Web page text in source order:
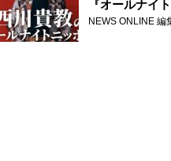
『オールナイ
場！
NEWS ONLINE 編